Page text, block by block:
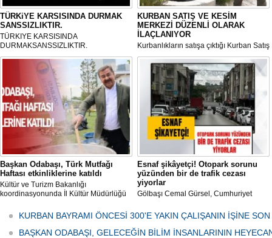
TÜRKiYE KARSISINDA DURMAK
SANSSIZLIKTIR.
TÜRKIYE KARSISINDA
DURMAKSANSSIZLIKTIR.
KURBAN SATIŞ VE KESİM
MERKEZİ DÜZENLİ OLARAK
İLAÇLANIYOR
Kurbanlıkların satışa çıktığı Kurban Satış
ve Kesim Merkezi, haşere ve
mikropların önüne geçilmesi amacıyla
her gün Gölbaşı Belediyesi ekipleri
tarafından düzenli olarak ilaçlanıyor.
Başkan Odabaşı, Türk Mutfağı
Haftası etkinliklerine katıldı
Kültür ve Turizm Bakanlığı
koordinasyonunda İl Kültür Müdürlüğü
Haftası" etkinlikleri Ankara'da devam
ediyor.
Esnaf şikâyetçi! Otopark sorunu
yüzünden bir de trafik cezası
yiyorlar
Gölbaşı Cemal Gürsel, Cumhuriyet
bulunan esnaf ve alışverişe gelen
vatandaşlar park cezaları yüzünden
canından bezdi.
KURBAN BAYRAMI ÖNCESİ 300'E YAKIN ÇALIŞANIN İŞİNE
BAŞKAN ODABAŞI, GELECEĞİN BİLİM İNSANLARININ